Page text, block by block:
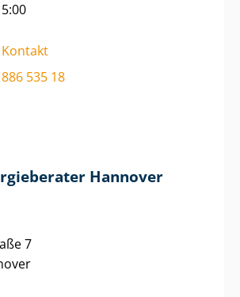
Kontakt
535 18
Hannover
7